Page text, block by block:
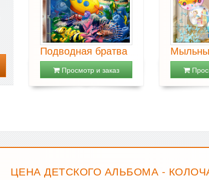
Подводная братва
Просмотр и заказ
ЦЕНА ДЕТСКОГО АЛЬБОМА -